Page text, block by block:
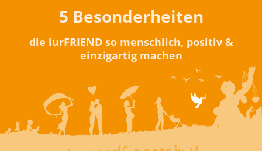
5 Besonderheiten
die iurFRIEND so menschlich, positiv &
einzigartig machen